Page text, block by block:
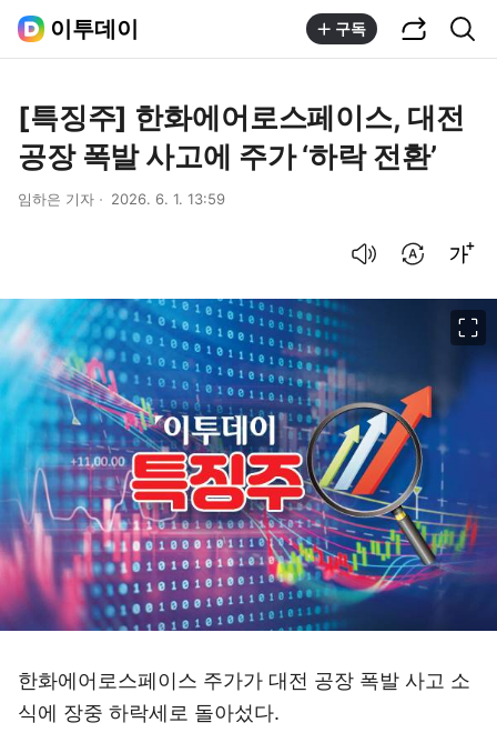
이투데이 구독
[특징주] 한화에어로스페이스, 대전
공장 폭발 사고에 주가 ‘하락 전환’
임하은 기자 2026. 6. 1. 13:59
한화에어로스페이스 주가가 대전 공장 폭발 사고 소
식에 장중 하락세로 돌아섰다.